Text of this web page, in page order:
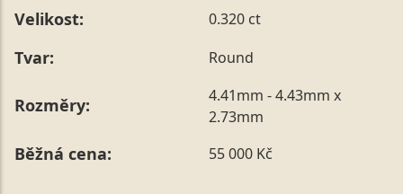
Velikost: 0.320 ct
Tvar: Round
Rozměry:
4.41mm - 4.43mm x
2.73mm
Běžná cena: 55 000 Kč